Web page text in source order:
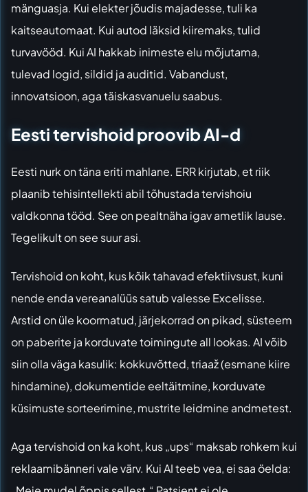
mänguasja. Kui elekter jõudis majadesse, tuli ka
kaitseautomaat. Kui autod läksid kiiremaks, tulid
turvavööd. Kui AI hakkab inimeste elu mõjutama,
tulevad logid, sildid ja auditid. Vabandust,
innovatsioon, aga täiskasvanuelu saabus.
Eesti tervishoid proovib AI-d
Eesti nurk on täna eriti mahlane. ERR kirjutab, et riik
plaanib tehisintellekti abil tõhustada tervishoiu
valdkonna tööd. See on pealtnäha igav ametlik lause.
Tegelikult on see suur asi.
Tervishoid on koht, kus kõik tahavad efektiivsust, kuni
nende enda vereanalüüs satub valesse Excelisse.
Arstid on üle koormatud, järjekorrad on pikad, süsteem
on paberite ja korduvate toimingute all lookas. AI võib
siin olla väga kasulik: kokkuvõtted, triaaž (esmane kiire
hindamine), dokumentide eeltäitmine, korduvate
küsimuste sorteerimine, mustrite leidmine andmetest.
Aga tervishoid on ka koht, kus „ups“ maksab rohkem kui
reklaamibänneri vale värv. Kui AI teeb vea, ei saa öelda: